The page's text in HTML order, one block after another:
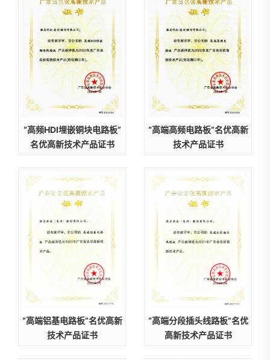
“高频HDI埋嵌铜块电路板”
名优高新技术产品证书
“高端高频电路板”名优高新
技术产品证书
“高端铝基电路板”名优高新
技术产品证书
“高端分段插头线路板”名优
高新技术产品证书